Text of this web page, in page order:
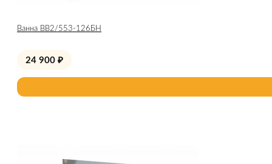
Ванна ВВ2/553-126БН
24 900 ₽